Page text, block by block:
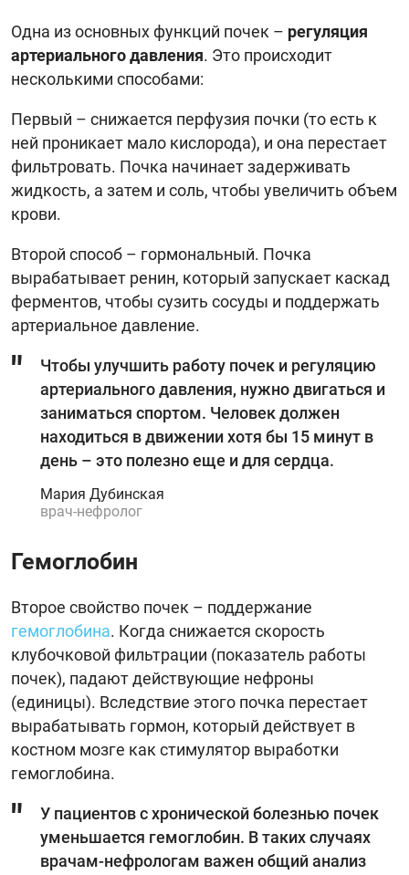
Одна из основных функций почек – регуляция
артериального давления. Это происходит
несколькими способами:
Первый – снижается перфузия почки (то есть к
ней проникает мало кислорода), и она перестает
фильтровать. Почка начинает задерживать
жидкость, а затем и соль, чтобы увеличить объем
крови.
Второй способ – гормональный. Почка
вырабатывает ренин, который запускает каскад
ферментов, чтобы сузить сосуды и поддержать
артериальное давление.
Чтобы улучшить работу почек и регуляцию
артериального давления, нужно двигаться и
заниматься спортом. Человек должен
находиться в движении хотя бы 15 минут в
день – это полезно еще и для сердца.
Мария Дубинская
врач-нефролог
Гемоглобин
Второе свойство почек – поддержание
гемоглобина. Когда снижается скорость
клубочковой фильтрации (показатель работы
почек), падают действующие нефроны
(единицы). Вследствие этого почка перестает
вырабатывать гормон, который действует в
костном мозге как стимулятор выработки
гемоглобина.
У пациентов с хронической болезнью почек
уменьшается гемоглобин. В таких случаях
врачам-нефрологам важен общий анализ